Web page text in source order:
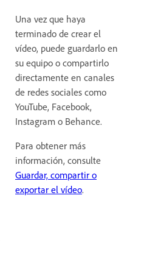
Una vez que haya
terminado de crear el
vídeo, puede guardarlo en
su equipo o compartirlo
directamente en canales
de redes sociales como
YouTube, Facebook,
Instagram o Behance.
Para obtener más
información, consulte
Guardar, compartir o
exportar el vídeo.